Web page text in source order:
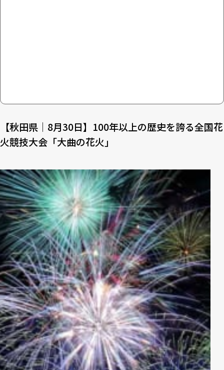
【秋田県｜8月30日】100年以上の歴史を誇る全国花
火競技大会「大曲の花火」